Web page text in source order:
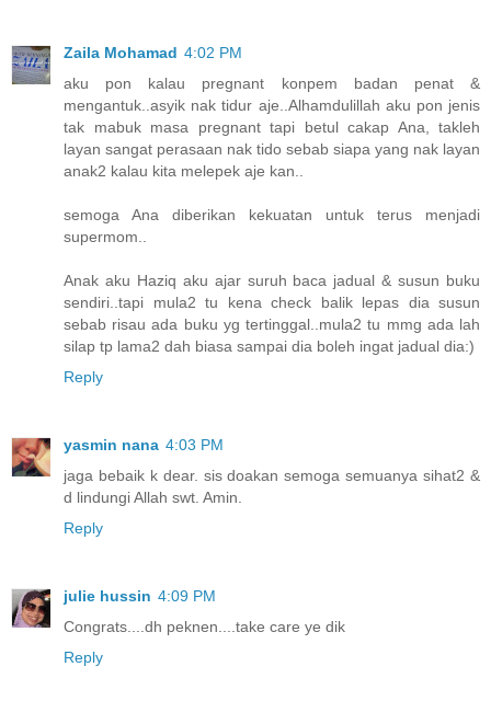
Zaila Mohamad 4:02 PM
aku pon kalau pregnant konpem badan penat &
mengantuk..asyik nak tidur aje..Alhamdulillah aku pon jenis
tak mabuk masa pregnant tapi betul cakap Ana, takleh
layan sangat perasaan nak tido sebab siapa yang nak layan
anak2 kalau kita melepek aje kan..
semoga Ana diberikan kekuatan untuk terus menjadi
supermom..
Anak aku Haziq aku ajar suruh baca jadual & susun buku
sendiri..tapi mula2 tu kena check balik lepas dia susun
sebab risau ada buku yg tertinggal..mula2 tu mmg ada lah
silap tp lama2 dah biasa sampai dia boleh ingat jadual dia:)
Reply
yasmin nana 4:03 PM
jaga bebaik k dear. sis doakan semoga semuanya sihat2 &
d lindungi Allah swt. Amin.
Reply
julie hussin 4:09 PM
Congrats....dh peknen....take care ye dik
Reply